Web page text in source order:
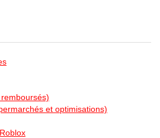
et optimisations)